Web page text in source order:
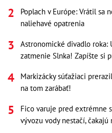
Poplach v Európe: Vrátil sa
naliehavé opatrenia
Astronomické divadlo roka:
zatmenie Slnka! Zapíšte si
Markizácky súťažiaci
na tom zarábať!
Fico varuje pred extrémne
vývozu vody nestačí,